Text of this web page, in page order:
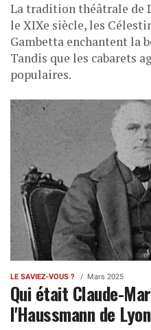
La tradition théâtrale de
le XIXe siècle, les
Gambetta enchantent la
Tandis que les cabarets
populaires.
LE SAVIEZ-VOUS ? Mars 2025
Qui était Claude-
l'Haussmann de